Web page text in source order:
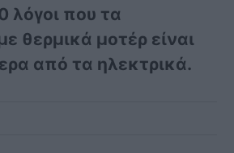
λόγοι που τα
θερμικά μοτέρ είναι
από τα ηλεκτρικά.